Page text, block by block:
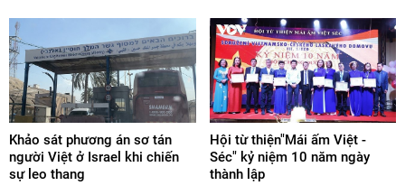
Khảo sát phương án sơ tán
người Việt ở Israel khi chiến
sự leo thang
Hội từ thiện"Mái ấm Việt -
Séc" kỷ niệm 10 năm ngày
thành lập